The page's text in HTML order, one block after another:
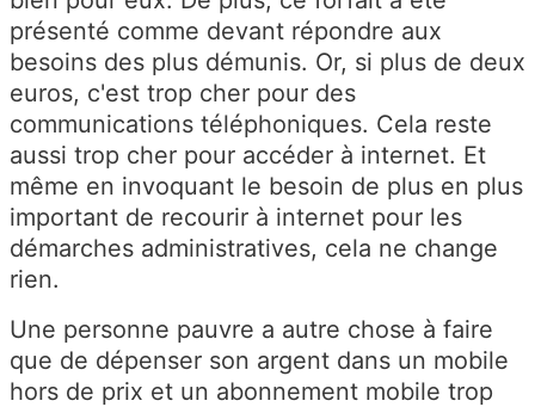
présenté comme devant répondre aux
besoins des plus démunis. Or, si plus de deux
euros, c'est trop cher pour des
communications téléphoniques. Cela reste
aussi trop cher pour accéder à internet. Et
même en invoquant le besoin de plus en plus
important de recourir à internet pour les
démarches administratives, cela ne change
rien.
Une personne pauvre a autre chose à faire
que de dépenser son argent dans un mobile
hors de prix et un abonnement mobile trop